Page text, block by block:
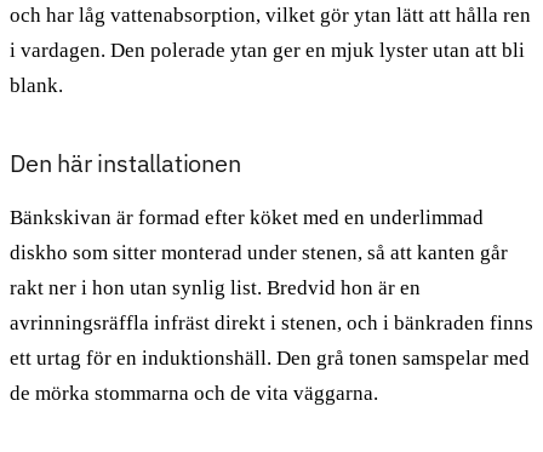
och har låg vattenabsorption, vilket gör ytan lätt att hålla ren
i vardagen. Den polerade ytan ger en mjuk lyster utan att bli
blank.
Den här installationen
Bänkskivan är formad efter köket med en underlimmad
diskho som sitter monterad under stenen, så att kanten går
rakt ner i hon utan synlig list. Bredvid hon är en
avrinningsräffla infräst direkt i stenen, och i bänkraden finns
ett urtag för en induktionshäll. Den grå tonen samspelar med
de mörka stommarna och de vita väggarna.